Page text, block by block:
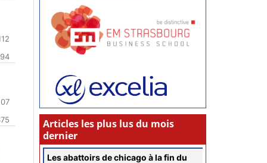
Articles les plus lus du mois
dernier
Les abattoirs de chicago à la fin du